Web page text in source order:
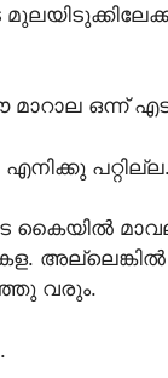
മാറാല ഒന്ന്
പറ്റില്ല.
കൈയിൽ
അല്ലെങ്കിൽ
വരും.